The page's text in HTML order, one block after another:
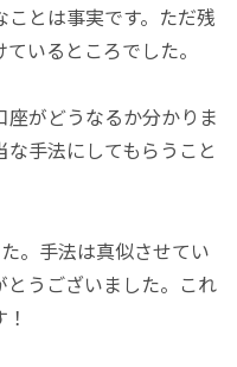
とは事実です。ただ残
いるところでした。
がどうなるか分かりま
手法にしてもらうこと
。手法は真似させてい
とうございました。これ